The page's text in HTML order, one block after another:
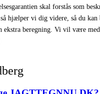
skal forstås som
hjælper vi dig videre, så du kan
ekstra beregning. Vi vil være